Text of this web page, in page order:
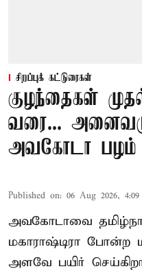
சிறப்புக் கட்டுரைகள்
குழந்தைகள்
வரை...
அவகோடா பழம்
Published on: 06 Aug 2026,
அவகோடாவை
மகாராஷ்டிரா போன்ற
அளவே பயிர்